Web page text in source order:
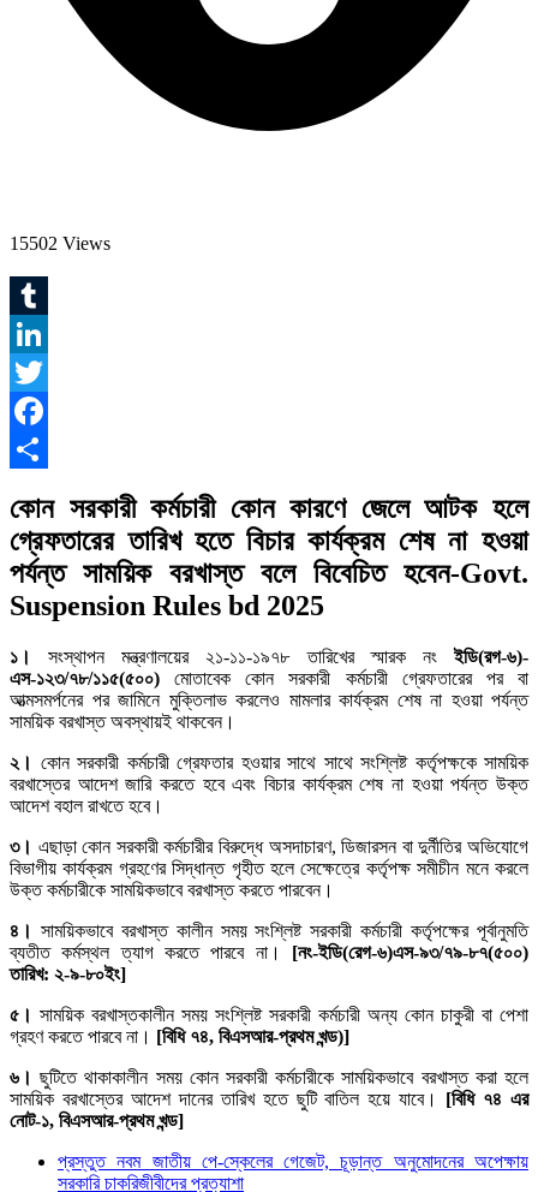
15502 Views
Tumblr
LinkedIn
Twitter
Facebook
কোন সরকারী কর্মচারী কোন কারণে জেলে আটক হলে
গ্রেফতারের তারিখ হতে বিচার কার্যক্রম শেষ না হওয়া
পর্যন্ত সাময়িক বরখাস্ত বলে বিবেচিত হবেন-Govt.
Suspension Rules bd 2025
১।সংস্থাপন মন্ত্রণালয়ের ২১-১১-১৯৭৮ তারিখের স্মারক নংইডি(রগ-৬)-
এস-১২৩/৭৮/১১৫(৫০০)মোতাবেক কোন সরকারী কর্মচারী গ্রেফতারের পর বা
আত্মসমর্পনের পর জামিনে মুক্তিলাভ করলেও মামলার কার্যক্রম শেষ না হওয়া পর্যন্ত
সাময়িক বরখাস্ত অবস্থায়ই থাকবেন।
২। কোন সরকারী কর্মচারী গ্রেফতার হওয়ার সাথে সাথে সংশ্লিষ্ট কর্তৃপক্ষকে সাময়িক
বরখাস্তের আদেশ জারি করতে হবে এবং বিচার কার্যক্রম শেষ না হওয়া পর্যন্ত উক্ত
আদেশ বহাল রাখতে হবে।
৩। এছাড়া কোন সরকারী কর্মচারীর বিরুদ্ধে অসদাচারণ, ডিজারসন বা দুর্নীতির অভিযোগে
বিভাগীয় কার্যক্রম গ্রহণের সিদ্ধান্ত গৃহীত হলে সেক্ষেত্রে কর্তৃপক্ষ সমীচীন মনে করলে
উক্ত কর্মচারীকে সাময়িকভাবে বরখাস্ত করতে পারবেন।
৪। সাময়িকভাবে বরখাস্ত কালীন সময় সংশ্লিষ্ট সরকারী কর্মচারী কর্তৃপক্ষের পূর্বানুমতি
ব্যতীত কর্মস্থল ত্যাগ করতে পারবে না। [নং-ইডি(রেগ-৬)এস-৯৩/৭৯-৮৭(৫০০)
তারিখ: ২-৯-৮০ইং]
৫। সাময়িক বরখাস্তকালীন সময় সংশ্লিষ্ট সরকারী কর্মচারী অন্য কোন চাকুরী বা পেশা
গ্রহণ করতে পারবে না। [বিধি ৭৪, বিএসআর-প্রথম খন্ড)]
৬। ছুটিতে থাকাকালীন সময় কোন সরকারী কর্মচারীকে সাময়িকভাবে বরখাস্ত করা হলে
সাময়িক বরখাস্তের আদেশ দানের তারিখ হতে ছুটি বাতিল হয়ে যাবে। [বিধি ৭৪ এর
নোট-১, বিএসআর-প্রথম খন্ড]
প্রস্তুত নবম জাতীয় পে-স্কেলের গেজেট, চূড়ান্ত অনুমোদনের অপেক্ষায়
সরকারি চাকরিজীবীদের প্রত্যাশা